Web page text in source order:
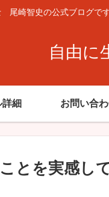
尾崎智史の公式ブログで
自由に
細 お問い合
とを実感し